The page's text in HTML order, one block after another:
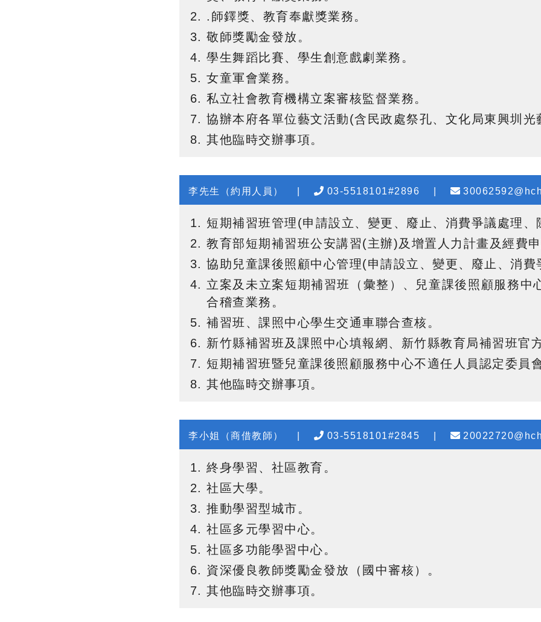
.師鐸獎、教育奉獻獎業務。
敬師獎勵金發放。
學生舞蹈比賽、學生創意戲劇業務。
女童軍會業務。
私立社會教育機構立案審核監督業務。
協辦本府各單位藝文活動(含民政處祭孔、文化局東興圳光
其他臨時交辦事項。
李先生（約用人員） 03-5518101#2896
短期補習班管理(申請設立、變更、廢止、消費爭議處理、
教育部短期補習班公安講習(主辦)及增置人力計畫及經費申
協助兒童課後照顧中心管理(申請設立、變更、廢止、消費
立案及未立案短期補習班（彙整）、兒童課後照顧服務中
合稽查業務。
補習班、課照中心學生交通車聯合查核。
新竹縣補習班及課照中心填報網、新竹縣教育局補習班官
短期補習班暨兒童課後照顧服務中心不適任人員認定委員
其他臨時交辦事項。
李小姐（商借教師） 03-5518101#2845
終身學習、社區教育。
社區大學。
推動學習型城市。
社區多元學習中心。
社區多功能學習中心。
資深優良教師獎勵金發放（國中審核）
。
其他臨時交辦事項。